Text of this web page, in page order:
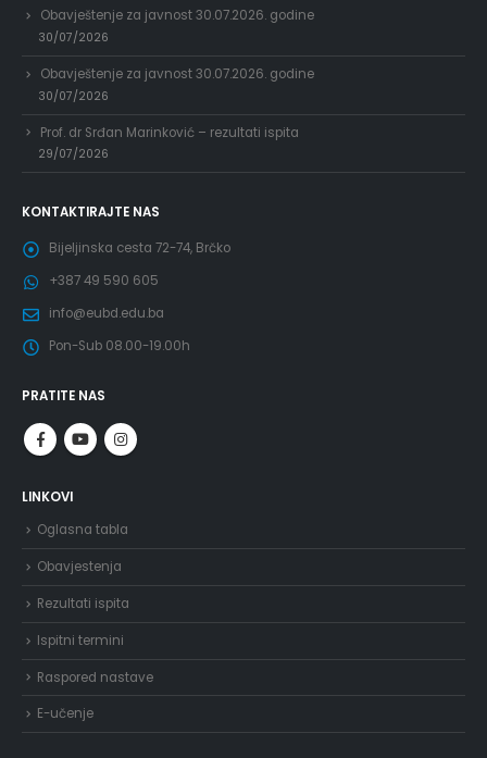
Obavještenje za javnost 30.07.2026. godine
30/07/2026
Obavještenje za javnost 30.07.2026. godine
30/07/2026
Prof. dr Srđan Marinković – rezultati ispita
29/07/2026
KONTAKTIRAJTE NAS
Bijeljinska cesta 72-74, Brčko
+387 49 590 605
info@eubd.edu.ba
Pon-Sub 08.00-19.00h
PRATITE NAS
LINKOVI
Oglasna tabla
Obavjestenja
Rezultati ispita
Ispitni termini
Raspored nastave
E-učenje